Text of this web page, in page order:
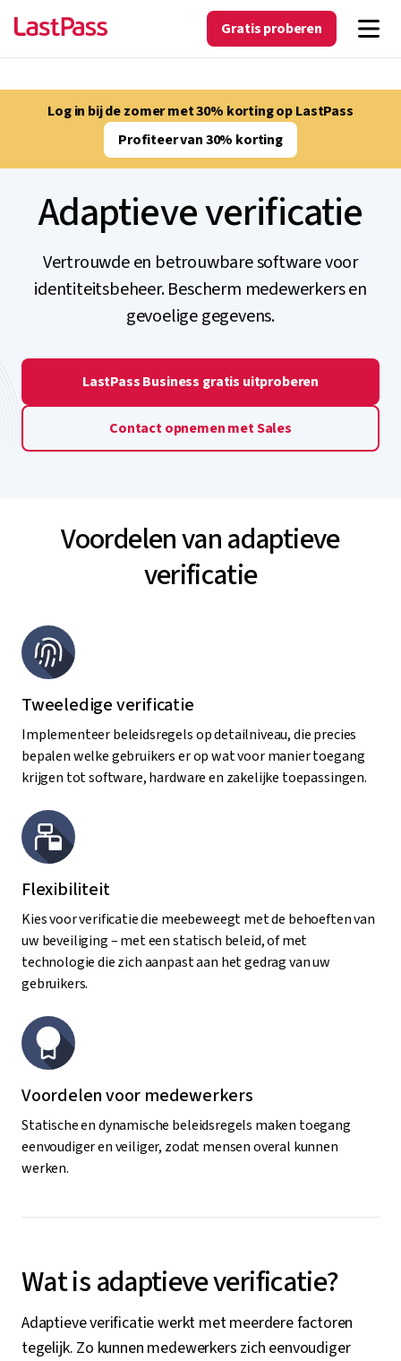
Gratis proberen
Log in bij de zomer met 30% korting op LastPass
Profiteer van 30% korting
Adaptieve verificatie
Vertrouwde en betrouwbare software voor
identiteitsbeheer. Bescherm medewerkers en
gevoelige gegevens.
LastPass Business gratis uitproberen
Contact opnemen met Sales
Voordelen van adaptieve
verificatie
Tweeledige verificatie
Implementeer beleidsregels op detailniveau, die precies
bepalen welke gebruikers er op wat voor manier toegang
krijgen tot software, hardware en zakelijke toepassingen.
Flexibiliteit
Kies voor verificatie die meebeweegt met de behoeften van
uw beveiliging – met een statisch beleid, of met
technologie die zich aanpast aan het gedrag van uw
gebruikers.
Voordelen voor medewerkers
Statische en dynamische beleidsregels maken toegang
eenvoudiger en veiliger, zodat mensen overal kunnen
werken.
Wat is adaptieve verificatie?
Adaptieve verificatie werkt met meerdere factoren
tegelijk. Zo kunnen medewerkers zich eenvoudiger